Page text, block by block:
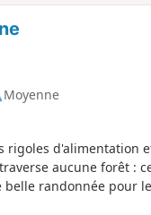
Moyenne
rigoles d'alimentation
aucune forêt :
randonnée pour